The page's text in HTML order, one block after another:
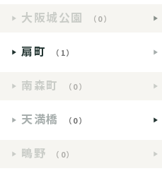
大阪城公園 （0）
扇町 （1）
南森町 （0）
天満橋 （0）
鴫野 （0）